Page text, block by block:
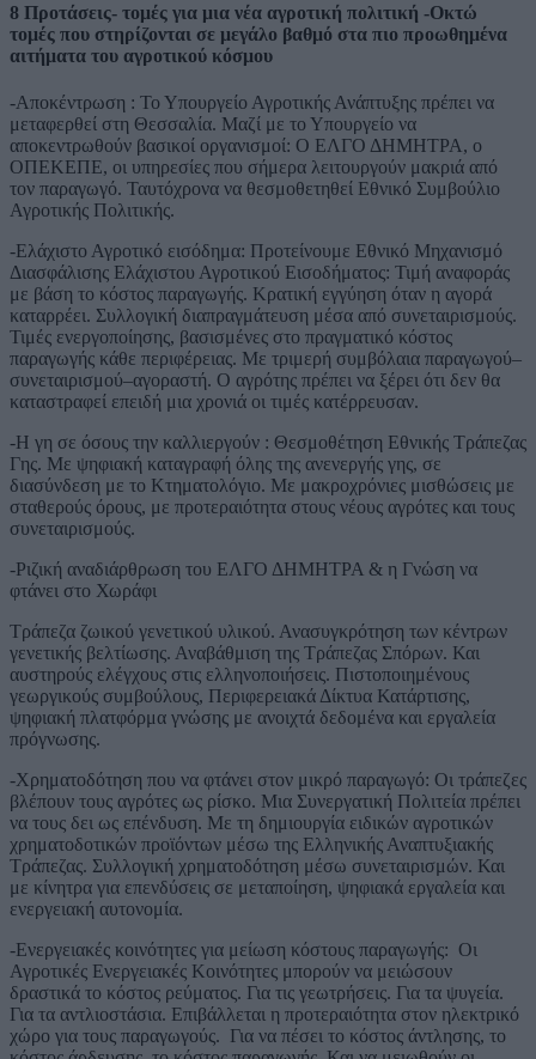
8 Προτάσεις- τομές για μια νέα αγροτική πολιτική -Οκτώ
τομές που στηρίζονται σε μεγάλο βαθμό στα πιο προωθημένα
αιτήματα του αγροτικού κόσμου
-Αποκέντρωση : Το Υπουργείο Αγροτικής Ανάπτυξης πρέπει να
μεταφερθεί στη Θεσσαλία. Μαζί με το Υπουργείο να
αποκεντρωθούν βασικοί οργανισμοί: Ο ΕΛΓΟ ΔΗΜΗΤΡΑ, ο
ΟΠΕΚΕΠΕ, οι υπηρεσίες που σήμερα λειτουργούν μακριά από
τον παραγωγό. Ταυτόχρονα να θεσμοθετηθεί Εθνικό Συμβούλιο
Αγροτικής Πολιτικής.
-Ελάχιστο Αγροτικό εισόδημα: Προτείνουμε Εθνικό Μηχανισμό
Διασφάλισης Ελάχιστου Αγροτικού Εισοδήματος: Τιμή αναφοράς
με βάση το κόστος παραγωγής. Κρατική εγγύηση όταν η αγορά
καταρρέει. Συλλογική διαπραγμάτευση μέσα από συνεταιρισμούς.
Τιμές ενεργοποίησης, βασισμένες στο πραγματικό κόστος
παραγωγής κάθε περιφέρειας. Με τριμερή συμβόλαια παραγωγού–
συνεταιρισμού–αγοραστή. Ο αγρότης πρέπει να ξέρει ότι δεν θα
καταστραφεί επειδή μια χρονιά οι τιμές κατέρρευσαν.
-Η γη σε όσους την καλλιεργούν : Θεσμοθέτηση Εθνικής Τράπεζας
Γης. Με ψηφιακή καταγραφή όλης της ανενεργής γης, σε
διασύνδεση με το Κτηματολόγιο. Με μακροχρόνιες μισθώσεις με
σταθερούς όρους, με προτεραιότητα στους νέους αγρότες και τους
συνεταιρισμούς.
-Ριζική αναδιάρθρωση του ΕΛΓΟ ΔΗΜΗΤΡΑ & η Γνώση να
φτάνει στο Χωράφι
Τράπεζα ζωικού γενετικού υλικού. Ανασυγκρότηση των κέντρων
γενετικής βελτίωσης. Αναβάθμιση της Τράπεζας Σπόρων. Και
αυστηρούς ελέγχους στις ελληνοποιήσεις. Πιστοποιημένους
γεωργικούς συμβούλους, Περιφερειακά Δίκτυα Κατάρτισης,
ψηφιακή πλατφόρμα γνώσης με ανοιχτά δεδομένα και εργαλεία
πρόγνωσης.
-Χρηματοδότηση που να φτάνει στον μικρό παραγωγό: Οι τράπεζες
βλέπουν τους αγρότες ως ρίσκο. Μια Συνεργατική Πολιτεία πρέπει
να τους δει ως επένδυση. Με τη δημιουργία ειδικών αγροτικών
χρηματοδοτικών προϊόντων μέσω της Ελληνικής Αναπτυξιακής
Τράπεζας. Συλλογική χρηματοδότηση μέσω συνεταιρισμών. Και
με κίνητρα για επενδύσεις σε μεταποίηση, ψηφιακά εργαλεία και
ενεργειακή αυτονομία.
-Ενεργειακές κοινότητες για μείωση κόστους παραγωγής: Οι
Αγροτικές Ενεργειακές Κοινότητες μπορούν να μειώσουν
δραστικά το κόστος ρεύματος. Για τις γεωτρήσεις. Για τα ψυγεία.
Για τα αντλιοστάσια. Επιβάλλεται η προτεραιότητα στον ηλεκτρικό
χώρο για τους παραγωγούς. Για να πέσει το κόστος άντλησης, το